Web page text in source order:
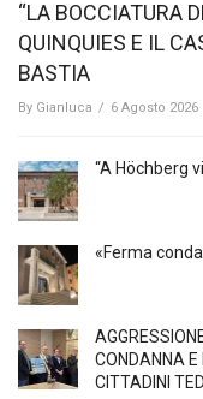
“LA BOCCIATURA
QUINQUIES E IL
BASTIA
By Gianluca / 6 Agosto 2026
“A Höchberg
«Ferma
CONDANNA
CITTADINI